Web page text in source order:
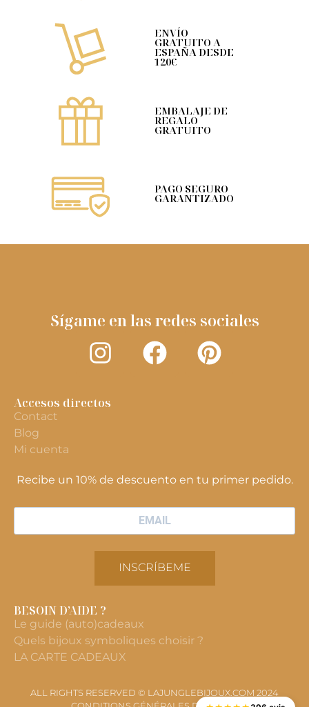
ENVÍO
GRATUITO A
ESPAÑA DESDE
120€
EMBALAJE DE
REGALO
GRATUITO
PAGO SEGURO
GARANTIZADO
Sígame en las redes sociales
Accesos directos
Contact
Blog
Mi cuenta
Recibe un 10% de descuento en tu primer pedido.
INSCRÍBEME
BESOIN D’AIDE ?
Le guide (auto)cadeaux
Quels bijoux symboliques choisir ?
LA CARTE CADEAUX
ALL RIGHTS RESERVED © LAJUNGLEBIJOUX.COM 2024